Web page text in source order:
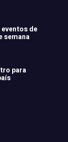
de
semana
para